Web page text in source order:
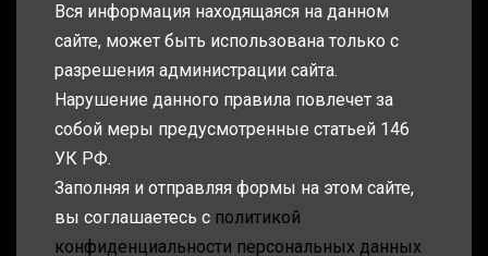
Вся информация находящаяся на данном
сайте, может быть использована только с
разрешения администрации сайта.
Нарушение данного правила повлечет за
собой меры предусмотренные статьей 146
УК РФ.
Заполняя и отправляя формы на этом сайте,
вы соглашаетесь с политикой
конфиденциальности персональных данных